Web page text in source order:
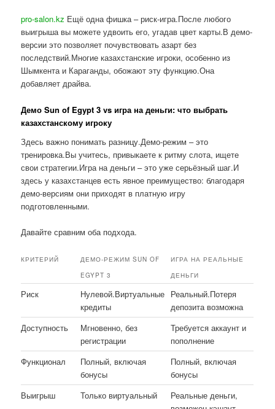
pro-salon.kz Ещё одна фишка – риск-игра.После любого
выигрыша вы можете удвоить его, угадав цвет карты.В демо-
версии это позволяет почувствовать азарт без
последствий.Многие казахстанские игроки, особенно из
Шымкента и Караганды, обожают эту функцию.Она
добавляет драйва.
Демо Sun of Egypt 3 vs игра на деньги: что выбрать
казахстанскому игроку
Здесь важно понимать разницу.Демо-режим – это
тренировка.Вы учитесь, привыкаете к ритму слота, ищете
свои стратегии.Игра на деньги – это уже серьёзный шаг.И
здесь у казахстанцев есть явное преимущество: благодаря
демо-версиям они приходят в платную игру
подготовленными.
Давайте сравним оба подхода.
КРИТЕРИЙ
ДЕМО-РЕЖИМ SUN OF
EGYPT 3
ИГРА НА РЕАЛЬНЫЕ
ДЕНЬГИ
Риск
Нулевой.Виртуальные
кредиты
Реальный.Потеря
депозита возможна
Доступность
Мгновенно, без
регистрации
Требуется аккаунт и
пополнение
Функционал
Полный, включая
бонусы
Полный, включая
бонусы
Выигрыш
Только виртуальный
Реальные деньги,